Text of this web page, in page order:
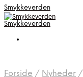
Smykkeverden
Smykkeverden
Forside / Nyheder /